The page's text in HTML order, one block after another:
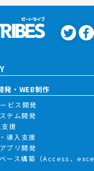
発・WEB制作
ビス開発
テム開発
援
導入支援
プリ開発
ース構築（Access、